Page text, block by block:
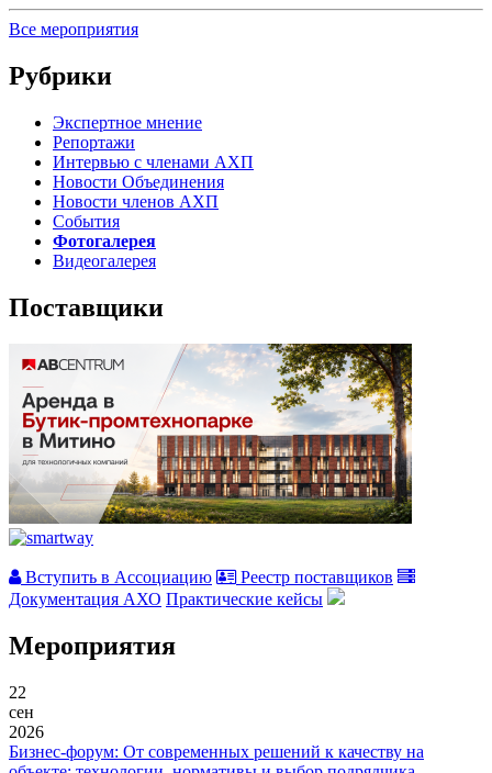
Все мероприятия
Рубрики
Экспертное мнение
Репортажи
Интервью с членами АХП
Новости Объединения
Новости членов АХП
События
Фотогалерея
Видеогалерея
Поставщики
Вступить в Ассоциацию
Реестр поставщиков
Документация АХО Практические кейсы
Мероприятия
22
сен
2026
Бизнес-форум: От современных решений к качеству на